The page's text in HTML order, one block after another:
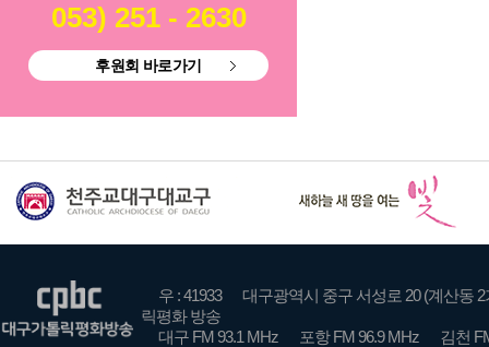
053) 251 - 2630
후원회 바로가기
우 : 41933
대구광역시 중구 서성로 20 (계산동 2
릭평화 방송
대구 FM 93.1 MHz
포항 FM 96.9 MHz
김천